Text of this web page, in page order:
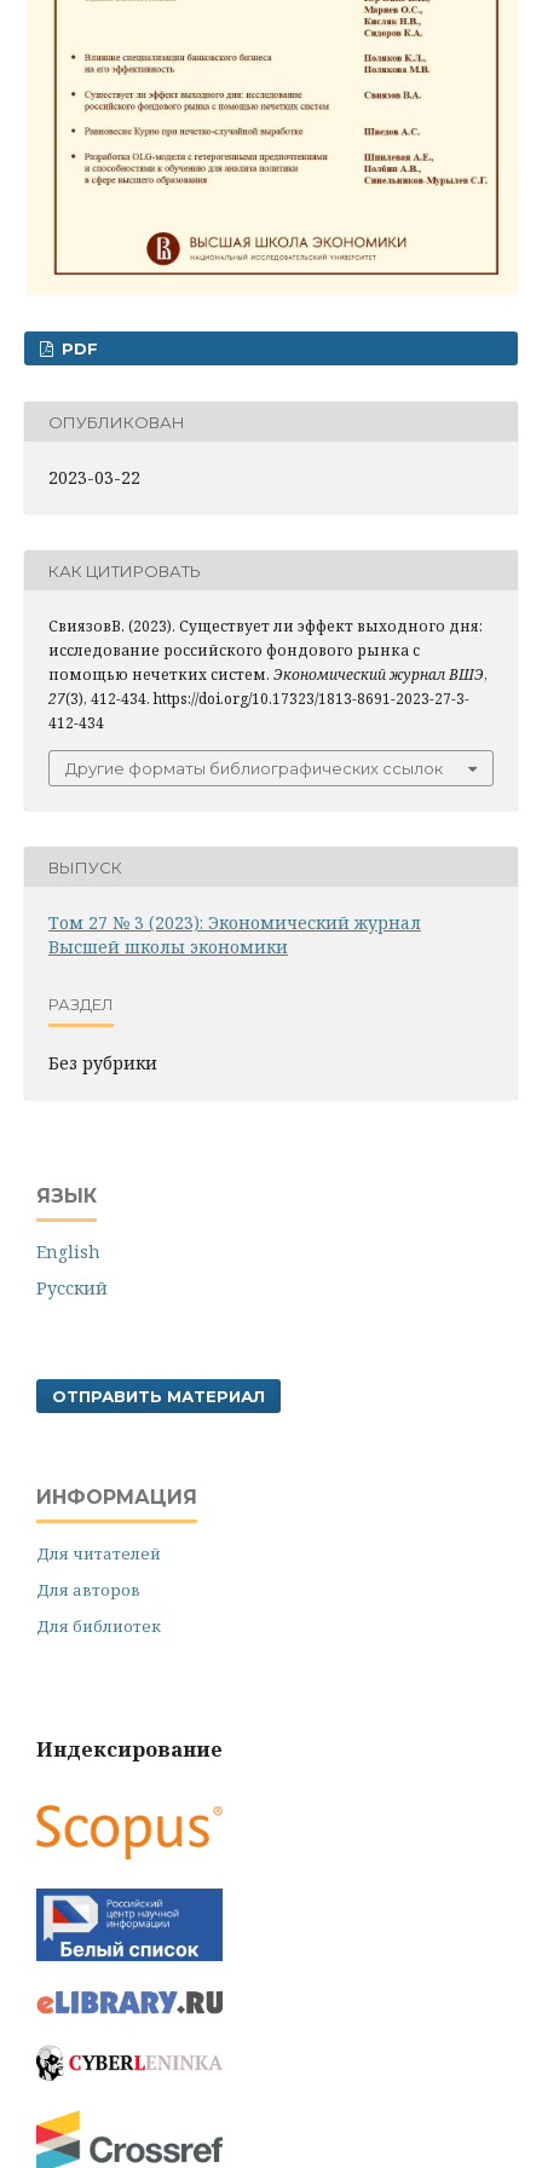
PDF
ОПУБЛИКОВАН
2023-03-22
КАК ЦИТИРОВАТЬ
СвиязовВ. (2023). Существует ли эффект выходного дня:
исследование российского фондового рынка с
помощью нечетких систем. Экономический журнал ВШЭ,
27(3), 412-434. https://doi.org/10.17323/1813-8691-2023-27-3-
412-434
Другие форматы библиографических ссылок
ВЫПУСК
Том 27 № 3 (2023): Экономический журнал
Высшей школы экономики
РАЗДЕЛ
Без рубрики
ЯЗЫК
English
Русский
ОТПРАВИТЬ МАТЕРИАЛ
ИНФОРМАЦИЯ
Для читателей
Для авторов
Для библиотек
Индексирование